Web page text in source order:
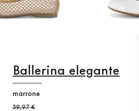
Ballerina elegante
marrone
Prezzo precedente
59,97 €